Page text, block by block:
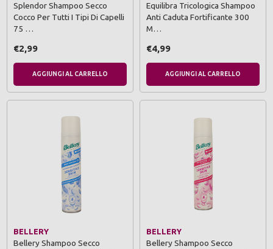
Splendor Shampoo Secco
Cocco Per Tutti I Tipi Di Capelli
75 …
€2,99
AGGIUNGI AL CARRELLO
Equilibra Tricologica Shampoo
Anti Caduta Fortificante 300
M…
€4,99
AGGIUNGI AL CARRELLO
BELLERY
Bellery Shampoo Secco
BELLERY
Bellery Shampoo Secco